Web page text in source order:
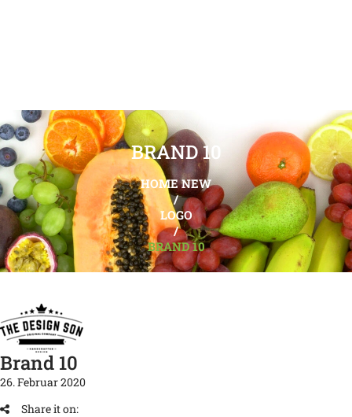
BRAND 10
HOME NEW
/
LOGO
/
BRAND 10
Brand 10
26. Februar 2020
Share it on: